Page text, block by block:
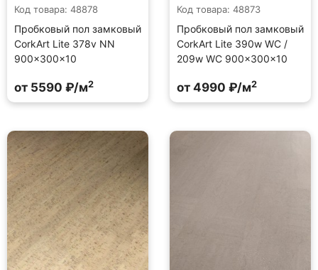
Код товара: 48878
Пробковый пол замковый
CorkArt Lite 378v NN
900×300×10
от 5590 ₽/м2
Код товара: 48873
Пробковый пол замковый
CorkArt Lite 390w WC /
209w WC 900×300×10
от 4990 ₽/м2